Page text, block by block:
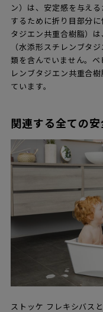
ン）は、安定感を与え
するために折り目部分
タジエン共重合樹脂）
（水添形スチレンブタ
類を含んでいません。
レンブタジエン共重合
ています。
関連する全ての
ストッケ フレキシバス